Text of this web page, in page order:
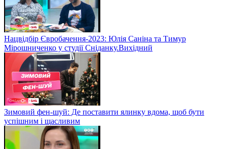
Нацвідбір Євробачення-2023: Юлія Саніна та Тимур
Мірошниченко у студії Сніданку.Вихідний
Зимовий фен-шуй: Де поставити ялинку вдома, щоб бути
успішним і щасливим